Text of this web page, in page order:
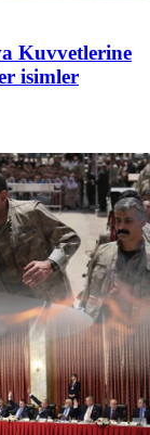
Kuvvetlerine
isimler